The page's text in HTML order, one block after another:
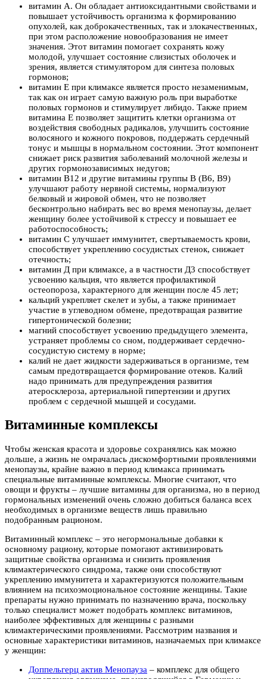
витамин A. Он обладает антиоксидантными свойствами и
повышает устойчивость организма к формированию
опухолей, как доброкачественных, так и злокачественных,
при этом расположение новообразования не имеет
значения. Этот витамин помогает сохранять кожу
молодой, улучшает состояние слизистых оболочек и
зрения, является стимулятором для синтеза половых
гормонов;
витамин Е при климаксе является просто незаменимым,
так как он играет самую важную роль при выработке
половых гормонов и стимулирует либидо. Также прием
витамина Е позволяет защитить клетки организма от
воздействия свободных радикалов, улучшить состояние
волосяного и кожного покровов, поддержать сердечный
тонус и мышцы в нормальном состоянии. Этот компонент
снижает риск развития заболеваний молочной железы и
других гормонозависимых недугов;
витамин В12 и другие витамины группы В (В6, В9)
улучшают работу нервной системы, нормализуют
белковый и жировой обмен, что не позволяет
бесконтрольно набирать вес во время менопаузы, делает
женщину более устойчивой к стрессу и повышает ее
работоспособность;
витамин C улучшает иммунитет, свертываемость крови,
способствует укреплению сосудистых стенок, снижает
отечность;
витамин Д при климаксе, а в частности Д3 способствует
усвоению кальция, что является профилактикой
остеопороза, характерного для женщин после 45 лет;
кальций укрепляет скелет и зубы, а также принимает
участие в углеводном обмене, предотвращая развитие
гипертонической болезни;
магний способствует усвоению предыдущего элемента,
устраняет проблемы со сном, поддерживает сердечно-
сосудистую систему в норме;
калий не дает жидкости задерживаться в организме, тем
самым предотвращается формирование отеков. Калий
надо принимать для предупреждения развития
атеросклероза, артериальной гипертензии и других
проблем с сердечной мышцей и сосудами.
Витаминные комплексы
Чтобы женская красота и здоровье сохранялись как можно
дольше, а жизнь не омрачалась дискомфортными проявлениями
менопаузы, крайне важно в период климакса принимать
специальные витаминные комплексы. Многие считают, что
овощи и фрукты – лучшие витамины для организма, но в период
гормональных изменений очень сложно добиться баланса всех
необходимых в организме веществ лишь правильно
подобранным рационом.
Витаминный комплекс – это негормональные добавки к
основному рациону, которые помогают активизировать
защитные свойства организма и снизить проявления
климактерического синдрома, также они способствуют
укреплению иммунитета и характеризуются положительным
влиянием на психоэмоциональное состояние женщины. Такие
препараты нужно принимать по назначению врача, поскольку
только специалист может подобрать комплекс витаминов,
наиболее эффективных для женщины с разными
климактерическими проявлениями. Рассмотрим названия и
основные характеристики витаминов, назначаемых при климаксе
у женщин:
Доппельгерц актив Менопауза – комплекс для общего